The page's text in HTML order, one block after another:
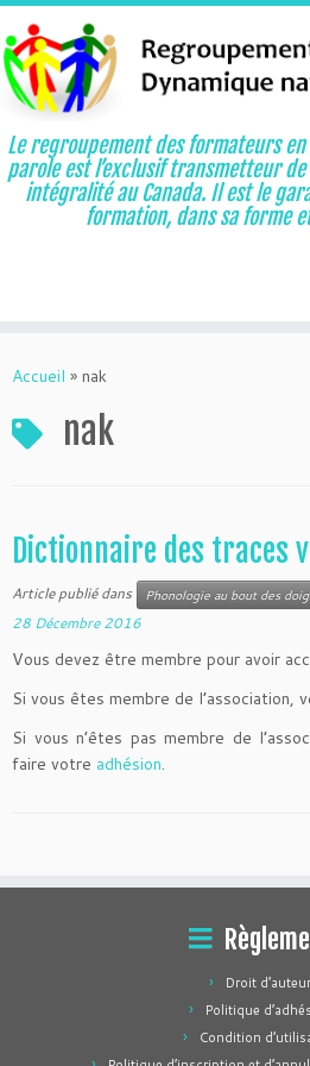
au
Le regroupement des formateurs
parole est l’exclusif transmetteur
intégralité au Canada. Il est le
formation, dans sa forme
Accueil » nak
nak
Dictionnaire des traces
Article publié dans Phonologie au bout des
28 Décembre 2016
Vous devez être membre pour avoir
Si vous êtes membre de l’association,
Si vous n’êtes pas membre de
faire votre adhésion.
Droit d’auteur
Politique
Condition